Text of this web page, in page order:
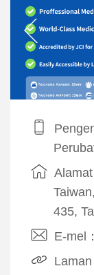
435,
E-mel